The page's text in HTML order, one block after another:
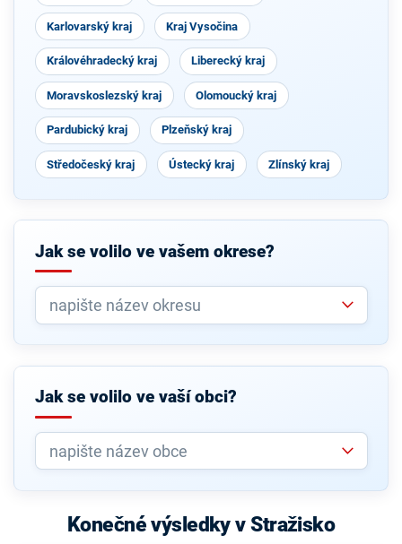
Karlovarský kraj Kraj Vysočina
Královéhradecký kraj Liberecký kraj
Moravskoslezský kraj Olomoucký kraj
Pardubický kraj Plzeňský kraj
Středočeský kraj Ústecký kraj Zlínský kraj
Jak se volilo ve vašem okrese?
Jak se volilo ve vaší obci?
Konečné výsledky v Stražisko